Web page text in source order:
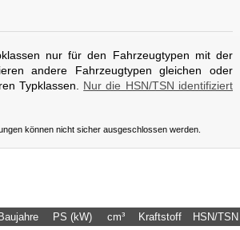
nur für den Fahrzeugtypen mit der
andere Fahrzeugtypen gleichen oder
Typklassen. Nur die HSN/TSN identifiziert
können nicht sicher ausgeschlossen werden.
PS (kW) cm³ Kraftstoff
HSN/TSN